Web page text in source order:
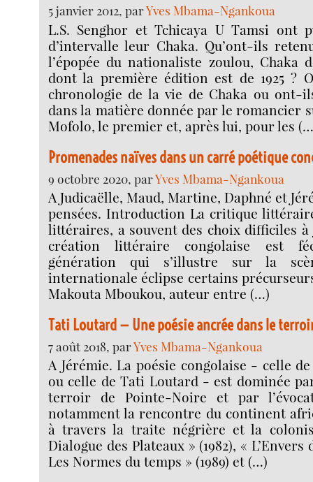
5 janvier 2012, parYves Mbama-Ngankoua
L.S. Senghor et Tchicaya U Tamsi ont
d’intervalle leur Chaka. Qu’ont-ils
l’épopée du nationaliste zoulou, Chaka
dont la première édition est de 1925 ?
chronologie de la vie de Chaka ou ont-
dans la matière donnée par le romancier
Mofolo, le premier et, après lui, pour les
Promenades naïves dans un carré poétique
9 octobre 2020, parYves Mbama-Ngankoua
A Judicaëlle, Maud, Martine, Daphné et
pensées. Introduction La critique
littéraires, a souvent des choix difficiles
création littéraire congolaise est
génération qui s’illustre sur la
internationale éclipse certains
Makouta Mboukou, auteur entre (…)
Tati Loutard — Une poésie ancrée dans le
7 août 2018, parYves Mbama-Ngankoua
A Jérémie. La poésie congolaise - celle
ou celle de Tati Loutard - est dominée
terroir de Pointe-Noire et par
notamment la rencontre du continent
à travers la traite négrière et la
Dialogue des Plateaux » (1982), « L’Envers
Les Normes du temps » (1989) et (…)